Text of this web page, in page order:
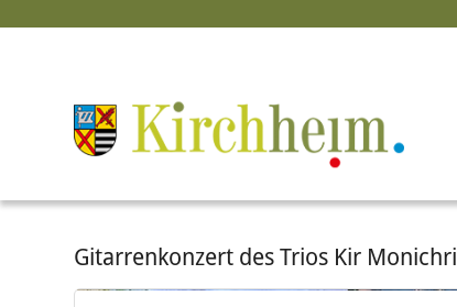
Gitarrenkonzert des Trios Kir Monichri